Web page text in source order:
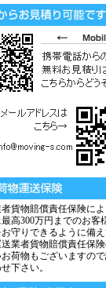
貨物賠償責任保険に
高300万円までのお客
守りできるように備
業者貨物賠償責任保
お荷物もございますの
下さい。